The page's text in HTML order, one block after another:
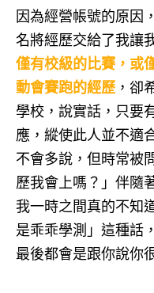
因為經營帳號的原因
名將經歷交給了我讓
僅有校級的比賽，或
動會賽跑的經歷 ，卻
學校，說實話，只要
應，縱使此人並不適
不會多說，但時常被
歷我會上嗎？」伴隨
我一時之間真的不知
是乖乖學測」這種話
最後都會是跟你說你